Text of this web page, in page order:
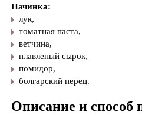
Начинка:
лук,
томатная паста,
ветчина,
плавленый сырок,
помидор,
болгарский перец.
Описание и способ